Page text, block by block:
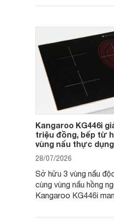
đơn vị phân phối với
tiếp cận, thu hút sự
nhiều người tiêu dùng.
Kangaroo KG446i
triệu đồng, bếp từ
vùng nấu thực
28/07/2026
Sở hữu 3 vùng nấu
cùng vùng nấu hồng
Kangaroo KG446i